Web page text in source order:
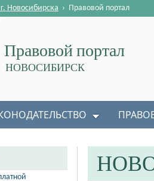
Правовой портал
НОВОСИБИРСК
Новосибирска › Правовой портал